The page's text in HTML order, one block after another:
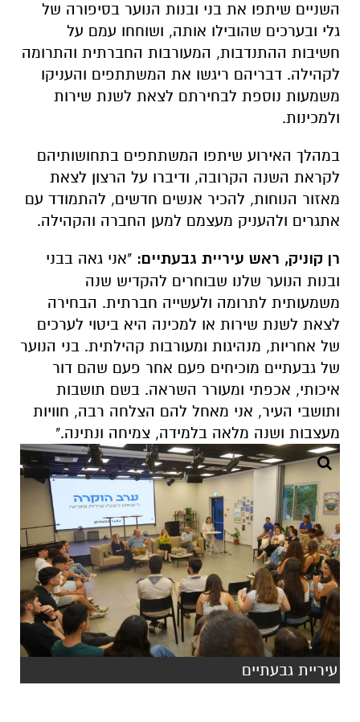
השניים שיתפו את בני ובנות הנוער בסיפורה של
גלי ובערכים שהובילו אותה, ושוחחו עמם על
חשיבות ההתנדבות, המעורבות החברתית והתרומה
לקהילה. דבריהם ריגשו את המשתתפים והעניקו
משמעות נוספת לבחירתם לצאת לשנת שירות
ולמכינות.
במהלך האירוע שיתפו המשתתפים בתחושותיהם
לקראת השנה הקרובה, ודיברו על הרצון לצאת
מאזור הנוחות, להכיר אנשים חדשים, להתמודד עם
אתגרים ולהעניק מעצמם למען החברה והקהילה.
רן קוניק, ראש עיריית גבעתיים: "אני גאה בבני
ובנות הנוער שלנו שבוחרים להקדיש שנה
משמעותית לתרומה ולעשייה חברתית. הבחירה
לצאת לשנת שירות או למכינה היא ביטוי לערכים
של אחריות, מנהיגות ומעורבות קהילתית. בני הנוער
של גבעתיים מוכיחים פעם אחר פעם שהם דור
איכותי, אכפתי ומעורר השראה. בשם תושבות
ותושבי העיר, אני מאחל להם הצלחה רבה, חוויות
מעצבות ושנה מלאה בלמידה, צמיחה ונתינה."
עיריית גבעתיים